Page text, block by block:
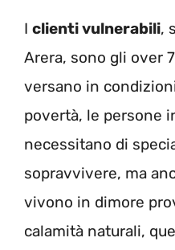
I clienti vulnerabili,
Arera, sono gli over
versano in
povertà, le persone
necessitano di
sopravvivere, ma
vivono in dimore
calamità naturali,